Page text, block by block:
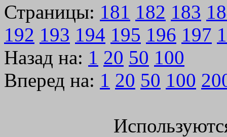
Страницы: 181 182 183
192 193 194 195 196 197
Назад на: 1 20 50 100
Вперед на: 1 20 50 100